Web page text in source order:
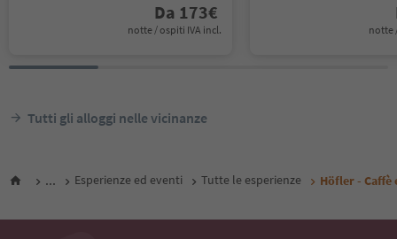
Da 173€
notte / ospiti IVA incl. notte
Tutti gli alloggi nelle vicinanze
... Esperienze ed eventi Tutte le esperienze Höfler -